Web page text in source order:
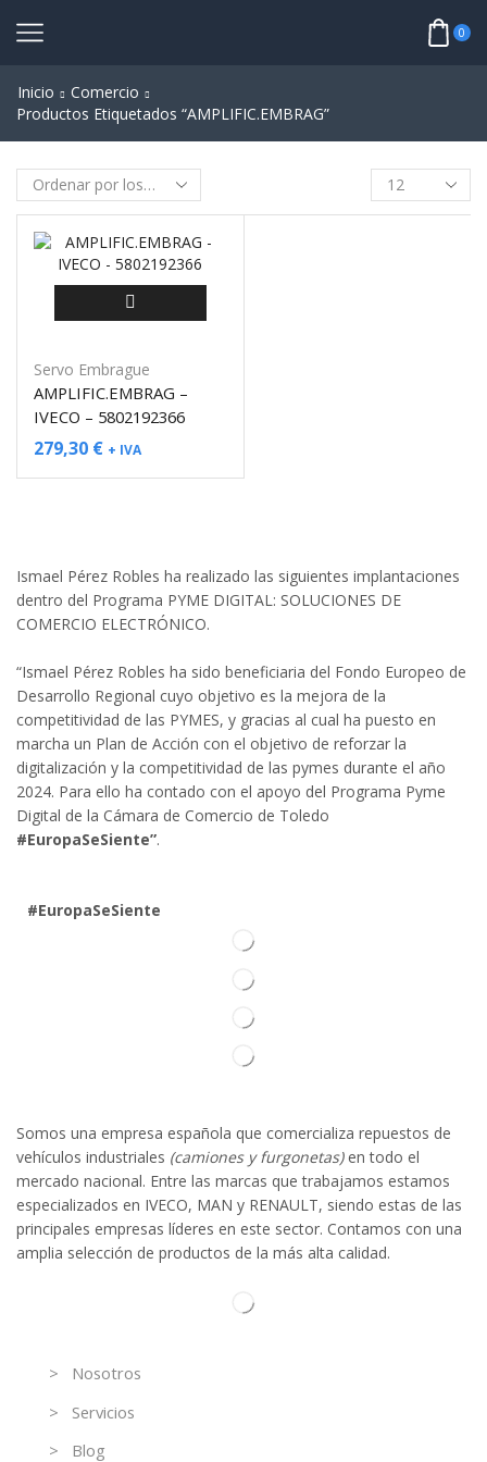
0
Inicio
Comercio
Productos Etiquetados “AMPLIFIC.EMBRAG”
Servo Embrague
AMPLIFIC.EMBRAG –
IVECO – 5802192366
279,30 € + IVA
Ismael Pérez Robles ha realizado las siguientes implantaciones
dentro del Programa PYME DIGITAL: SOLUCIONES DE
COMERCIO ELECTRÓNICO.
“Ismael Pérez Robles ha sido beneficiaria del Fondo Europeo de
Desarrollo Regional cuyo objetivo es la mejora de la
competitividad de las PYMES, y gracias al cual ha puesto en
marcha un Plan de Acción con el objetivo de reforzar la
digitalización y la competitividad de las pymes durante el año
2024. Para ello ha contado con el apoyo del Programa Pyme
Digital de la Cámara de Comercio de Toledo
#EuropaSeSiente”.
#EuropaSeSiente
Somos una empresa española que comercializa repuestos de
vehículos industriales (camiones y furgonetas)en todo el
mercado nacional. Entre las marcas que trabajamos estamos
especializados en IVECO, MAN y RENAULT, siendo estas de las
principales empresas líderes en este sector. Contamos con una
amplia selección de productos de la más alta calidad.
> Nosotros
> Servicios
> Blog